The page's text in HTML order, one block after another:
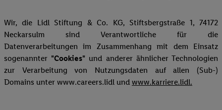
Wir, die Lidl Stiftung & Co. KG, Stiftsbergstraße 1, 74172
Neckarsulm sind Verantwortliche für die
Datenverarbeitungen im Zusammenhang mit dem Einsatz
sogenannter "Cookies" und anderer ähnlicher Technologien
zur Verarbeitung von Nutzungsdaten auf allen (Sub-)
Domains unter www.careers.lidl und www.karriere.lidl.